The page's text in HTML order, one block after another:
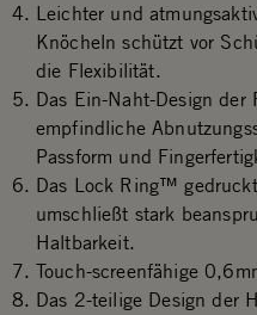
Leichter und
Knöcheln schützt vor
die Flexibilität.
Das Ein-Naht-Design der
empfindliche
Passform und
Das Lock Ring™
umschließt stark
Haltbarkeit.
Touch-screenfähige
Das 2-teilige Design der